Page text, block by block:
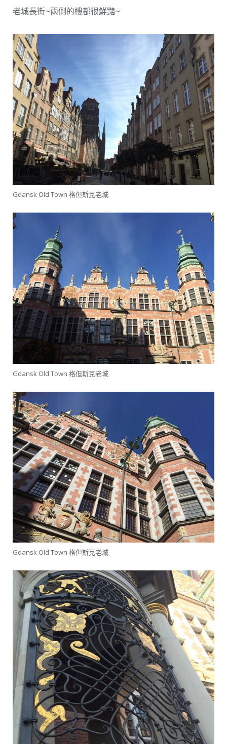
老城長街~兩側的樓都很鮮豔~
Gdansk Old Town 格但斯克老城
Gdansk Old Town 格但斯克老城
Gdansk Old Town 格但斯克老城